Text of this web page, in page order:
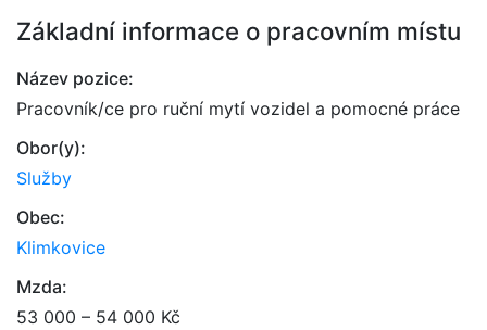
Základní informace o pracovním místu
Název pozice:
Pracovník/ce pro ruční mytí vozidel a pomocné práce
Obor(y):
Služby
Obec:
Klimkovice
Mzda:
53 000 – 54 000 Kč